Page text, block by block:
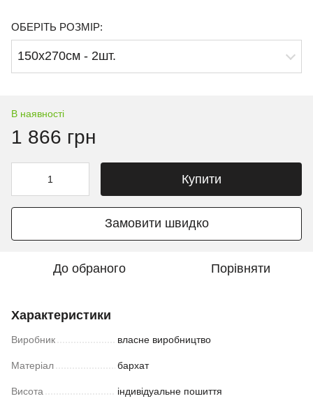
ОБЕРІТЬ РОЗМІР:
150х270см - 2шт.
В наявності
1 866 грн
Купити
Замовити швидко
До обраного Порівняти
Характеристики
Виробник власне виробництво
Матеріал бархат
Висота індивідуальне пошиття